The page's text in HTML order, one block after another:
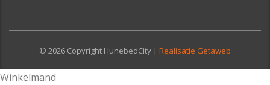
© 2026 Copyright HunebedCity | Realisatie Getaweb
Winkelmand